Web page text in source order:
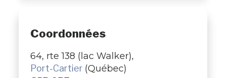
Coordonnées
64, rte 138 (lac Walker),
Port-Cartier (Québec)